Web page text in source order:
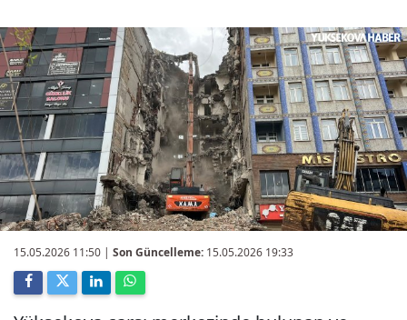
15.05.2026 11:50 | Son Güncelleme: 15.05.2026 19:33